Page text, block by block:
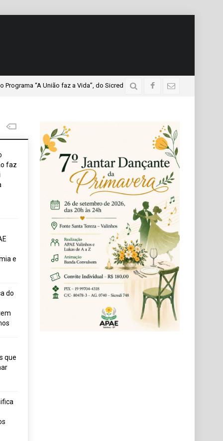
“A União faz a Vida”, do Sicredi Iguaçu, que teve a presença de mais de
faz
e
do
que